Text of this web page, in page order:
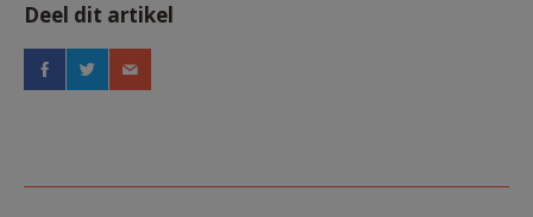
Deel dit artikel